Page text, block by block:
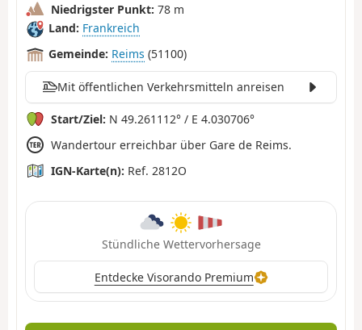
Niedrigster Punkt: 78 m
Land: Frankreich
Gemeinde: Reims (51100)
Mit öffentlichen Verkehrsmitteln anreisen
Start/Ziel: N 49.261112° / E 4.030706°
Wandertour erreichbar über Gare de Reims.
IGN-Karte(n): Ref. 2812O
Stündliche Wettervorhersage
Entdecke Visorando Premium